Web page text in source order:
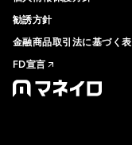
勧誘方針
金融商品取引法に基づく
FD宣言